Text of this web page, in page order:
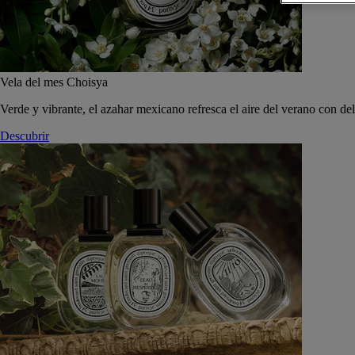
Vela del mes Choisya
Verde y vibrante, el azahar mexicano refresca el aire del verano con
Descubrir